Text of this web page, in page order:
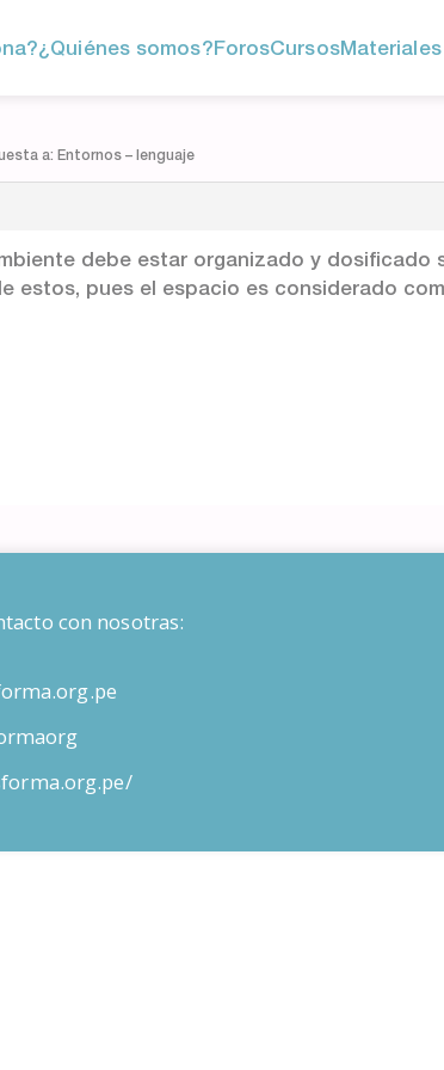
¿Quiénes somos?ForosCursosMateriales
a: Entornos – lenguaje
debe estar organizado y dosificado
estos, pues el espacio es considerado
con nosotras: